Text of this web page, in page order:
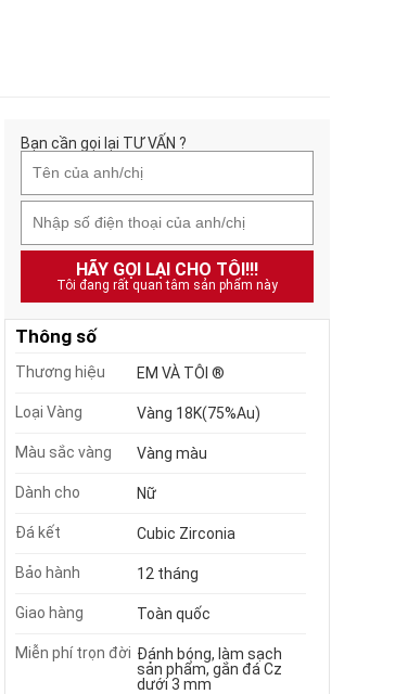
Bạn cần gọi lại TƯ VẤN ?
HÃY GỌI LẠI CHO TÔI!!!
Tôi đang rất quan tâm sản phẩm này
Thông số
Thương hiệu EM VÀ TÔI ®
Loại Vàng Vàng 18K(75%Au)
Màu sắc vàng Vàng màu
Dành cho Nữ
Đá kết Cubic Zirconia
Bảo hành 12 tháng
Giao hàng Toàn quốc
Miễn phí trọn đời Đánh bóng, làm sạch
sản phẩm, gắn đá Cz
dưới 3 mm